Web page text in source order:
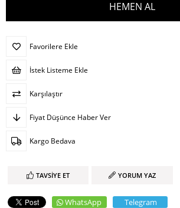
Favorilere Ekle
İstek Listeme Ekle
Karşılaştır
Fiyat Düşünce Haber Ver
Kargo Bedava
TAVSIYE ET YORUM YAZ
WhatsApp Telegram